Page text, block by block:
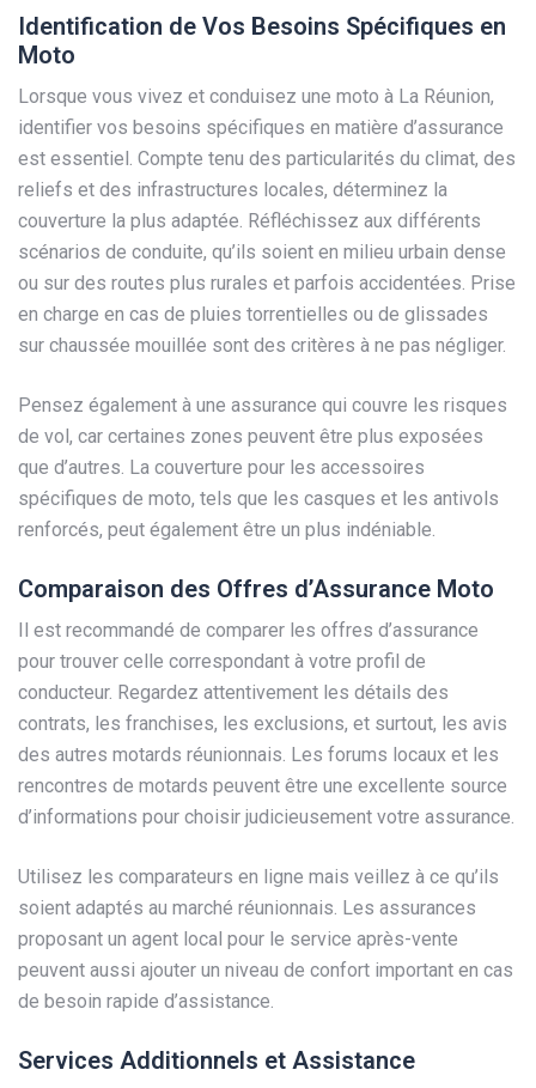
Identification de Vos Besoins Spécifiques en
Moto
Lorsque vous vivez et conduisez une moto à La Réunion,
identifier vos besoins spécifiques en matière d’assurance
est essentiel. Compte tenu des particularités du climat, des
reliefs et des infrastructures locales, déterminez la
couverture la plus adaptée. Réfléchissez aux différents
scénarios de conduite, qu’ils soient en milieu urbain dense
ou sur des routes plus rurales et parfois accidentées. Prise
en charge en cas de pluies torrentielles ou de glissades
sur chaussée mouillée sont des critères à ne pas négliger.
Pensez également à une assurance qui couvre les risques
de vol, car certaines zones peuvent être plus exposées
que d’autres. La couverture pour les accessoires
spécifiques de moto, tels que les casques et les antivols
renforcés, peut également être un plus indéniable.
Comparaison des Offres d’Assurance Moto
Il est recommandé de comparer les offres d’assurance
pour trouver celle correspondant à votre profil de
conducteur. Regardez attentivement les détails des
contrats, les franchises, les exclusions, et surtout, les avis
des autres motards réunionnais. Les forums locaux et les
rencontres de motards peuvent être une excellente source
d’informations pour choisir judicieusement votre assurance.
Utilisez les comparateurs en ligne mais veillez à ce qu’ils
soient adaptés au marché réunionnais. Les assurances
proposant un agent local pour le service après-vente
peuvent aussi ajouter un niveau de confort important en cas
de besoin rapide d’assistance.
Services Additionnels et Assistance